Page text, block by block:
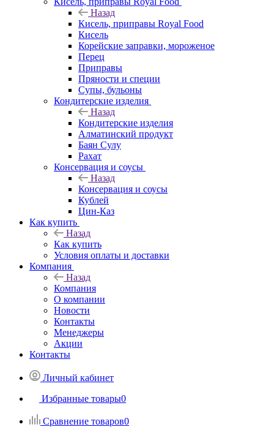
Назад
Кисель, приправы Royal Food
Кисель
Корейские заправки, мороженое
Перец
Приправы
Пряности и специи
Супы, бульоны
Кондитерские изделия
Назад
Кондитерские изделия
Алматинский продукт
Баян Сулу
Рахат
Консервация и соусы
Назад
Консервация и соусы
Кублей
Цин-Каз
Как купить
Назад
Как купить
Условия оплаты и доставки
Компания
Назад
Компания
О компании
Новости
Контакты
Менеджеры
Акции
Контакты
Личный кабинет
Избранные товары0
Сравнение товаров0